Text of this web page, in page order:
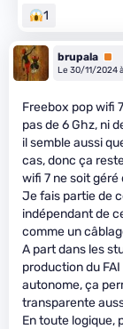
1
brupala
Le 30/11/2024
Freebox pop wifi
pas de 6 Ghz, ni
il semble aussi
cas, donc ça
wifi 7 ne soit
Je fais partie de
indépendant de
comme un
A part dans les
production du
autonome, ça
transparente
En toute logique,